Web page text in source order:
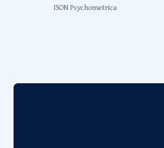
ISON Psychometrica